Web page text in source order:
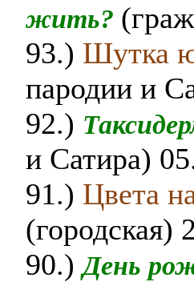
жить?
93.) Шутка
пародии и
92.)
и Сатира)
91.) Цвета
(городская)
90.)День